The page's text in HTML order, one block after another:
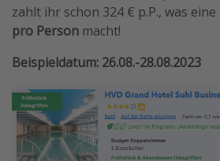
zahlt ihr schon 324 € p.P., was eine
pro Person macht!
Beispieldatum: 26.08.-28.08.2023